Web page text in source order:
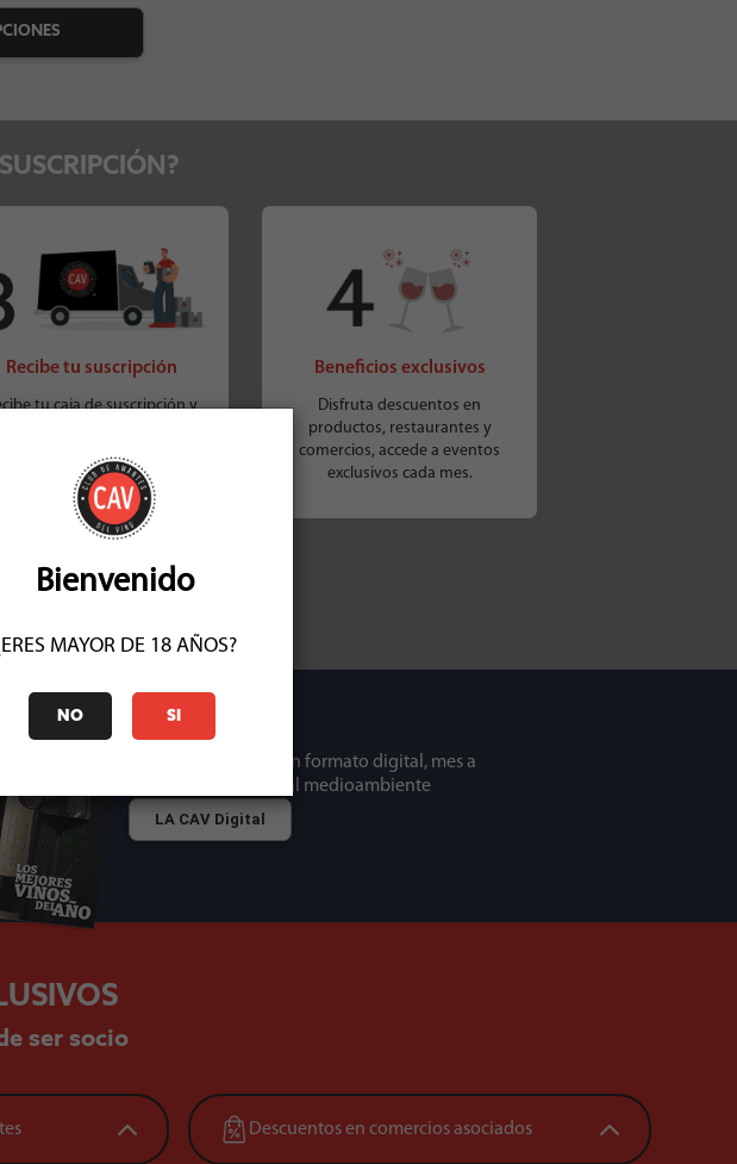
Recibe tu suscripción
tu caja de suscripción y
Beneficios exclusivos
Disfruta descuentos en
productos, restaurantes y
comercios, accede a eventos
exclusivos cada mes.
Elige leer tu revista en formato digital, mes a
mes y haz tu aporte al medioambiente
LA CAV Digital
ser socio
Descuentos en comercios asociados
Bienvenido
MAYOR DE 18 AÑOS?
NO SI